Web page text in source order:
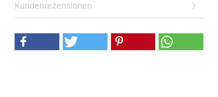
Kundenrezensionen